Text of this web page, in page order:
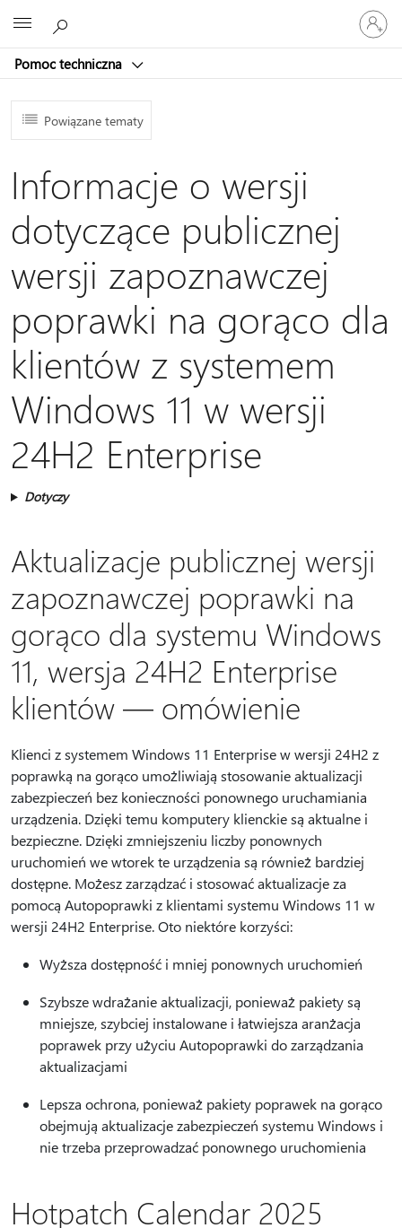
Pomoc techniczna
Zaloguj
się
do
konta
Powiązane tematy
Informacje o wersji
dotyczące publicznej
wersji zapoznawczej
poprawki na gorąco dla
klientów z systemem
Windows 11 w wersji
24H2 Enterprise
Dotyczy
Aktualizacje publicznej wersji
zapoznawczej poprawki na
gorąco dla systemu Windows
11, wersja 24H2 Enterprise
klientów — omówienie
Klienci z systemem Windows 11 Enterprise w wersji 24H2 z
poprawką na gorąco umożliwiają stosowanie aktualizacji
zabezpieczeń bez konieczności ponownego uruchamiania
urządzenia. Dzięki temu komputery klienckie są aktualne i
bezpieczne. Dzięki zmniejszeniu liczby ponownych
uruchomień we wtorek te urządzenia są również bardziej
dostępne. Możesz zarządzać i stosować aktualizacje za
pomocą Autopoprawki z klientami systemu Windows 11 w
wersji 24H2 Enterprise. Oto niektóre korzyści:
Wyższa dostępność i mniej ponownych uruchomień
Szybsze wdrażanie aktualizacji, ponieważ pakiety są
mniejsze, szybciej instalowane i łatwiejsza aranżacja
poprawek przy użyciu Autopoprawki do zarządzania
aktualizacjami
Lepsza ochrona, ponieważ pakiety poprawek na gorąco
obejmują aktualizacje zabezpieczeń systemu Windows i
nie trzeba przeprowadzać ponownego uruchomienia
Hotpatch Calendar 2025